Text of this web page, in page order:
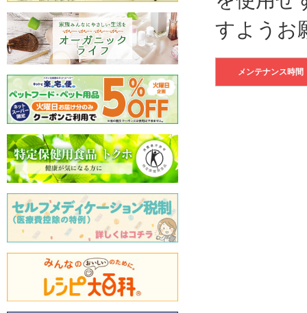
すようお
メンテナンス時間